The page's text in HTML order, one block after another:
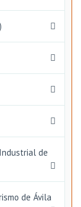
de
de Ávila